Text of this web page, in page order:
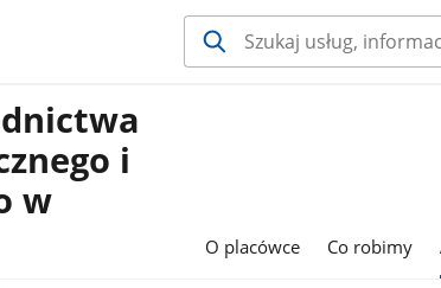
i
w
O placówce Co robimy